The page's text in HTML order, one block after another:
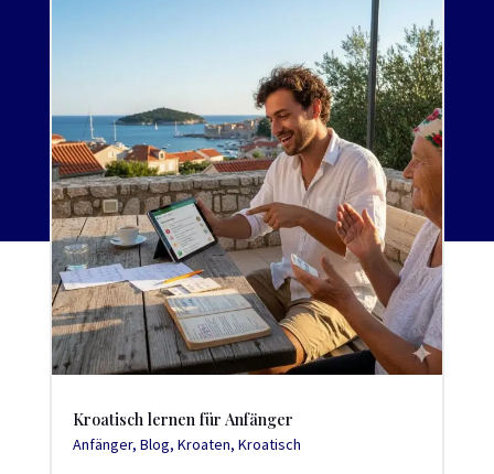
Kroatisch lernen für Anfänger
Anfänger, Blog, Kroaten, Kroatisch